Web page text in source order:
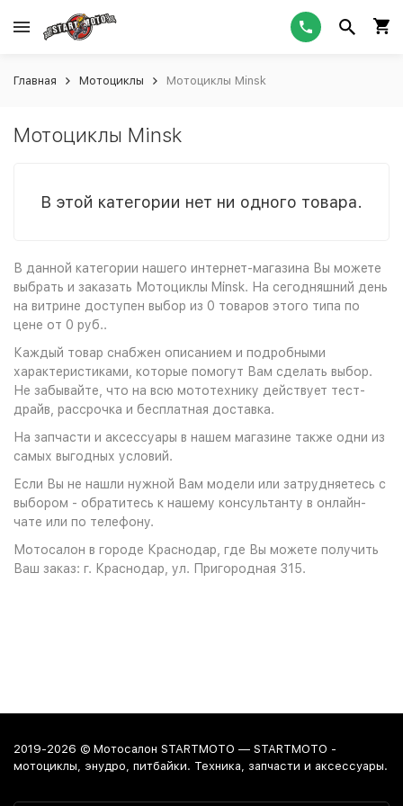
Главная Мотоциклы Мотоциклы Minsk
Мотоциклы Minsk
В этой категории нет ни одного товара.
В данной категории нашего интернет-магазина Вы можете
выбрать и заказать Мотоциклы Minsk. На сегодняшний день
на витрине доступен выбор из 0 товаров этого типа по
цене от 0 руб..
Каждый товар снабжен описанием и подробными
характеристиками, которые помогут Вам сделать выбор.
Не забывайте, что на всю мототехнику действует тест-
драйв, рассрочка и бесплатная доставка.
На запчасти и аксессуары в нашем магазине также одни из
самых выгодных условий.
Если Вы не нашли нужной Вам модели или затрудняетесь с
выбором - обратитесь к нашему консультанту в онлайн-
чате или по телефону.
Мотосалон в городе Краснодар, где Вы можете получить
Ваш заказ: г. Краснодар, ул. Пригородная 315.
2019-2026 © Мотосалон STARTMOTO — STARTMOTO -
мотоциклы, энудро, питбайки. Техника, запчасти и аксессуары.